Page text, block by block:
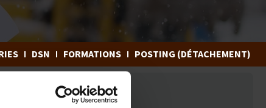
DSN FORMATIONS POSTING (DÉTACHEMENT)
NOS COORDONNÉES